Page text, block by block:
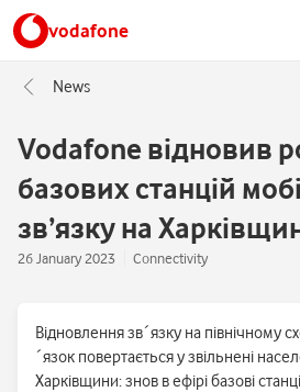
vodafone
News
Vodafone відновив
базових станцій
зв’язку на
26 January 2023 Connectivity
Відновлення зв´язку на північному
´язок повертається у звільнені
Харківщини: знов в ефірі базові